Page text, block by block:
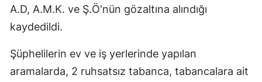
A.D, A.M.K. ve Ş.Ö'nün gözaltına alındığı
kaydedildi.
Şüphelilerin ev ve iş yerlerinde yapılan
aramalarda, 2 ruhsatsız tabanca, tabancalara ait